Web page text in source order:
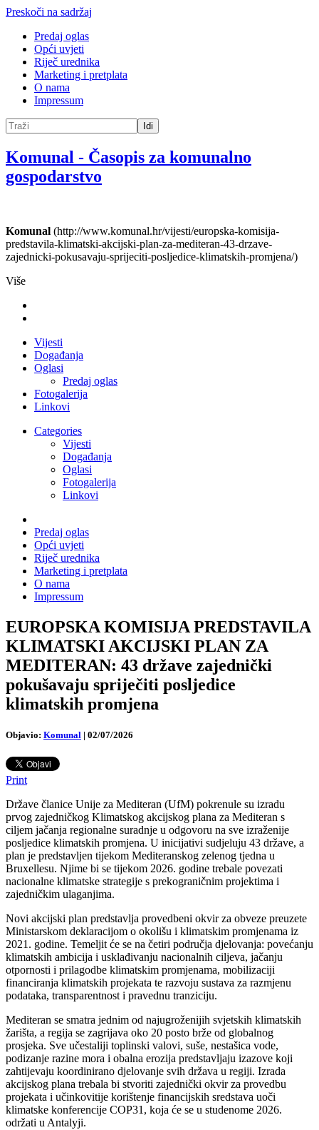
Preskoči na sadržaj
Predaj oglas
Opći uvjeti
Riječ urednika
Marketing i pretplata
O nama
Impressum
Idi
Komunal - Časopis za komunalno
gospodarstvo
Komunal (http://www.komunal.hr/vijesti/europska-komisija-
predstavila-klimatski-akcijski-plan-za-mediteran-43-drzave-
zajednicki-pokusavaju-sprijeciti-posljedice-klimatskih-promjena/)
Više
Vijesti
Događanja
Oglasi
Predaj oglas
Fotogalerija
Linkovi
Categories
Vijesti
Događanja
Oglasi
Fotogalerija
Linkovi
Predaj oglas
Opći uvjeti
Riječ urednika
Marketing i pretplata
O nama
Impressum
EUROPSKA KOMISIJA PREDSTAVILA
KLIMATSKI AKCIJSKI PLAN ZA
MEDITERAN: 43 države zajednički
pokušavaju spriječiti posljedice
klimatskih promjena
Objavio: Komunal | 02/07/2026
Print
Države članice Unije za Mediteran (UfM) pokrenule su izradu
prvog zajedničkog Klimatskog akcijskog plana za Mediteran s
ciljem jačanja regionalne suradnje u odgovoru na sve izraženije
posljedice klimatskih promjena. U inicijativi sudjeluju 43 države, a
plan je predstavljen tijekom Mediteranskog zelenog tjedna u
Bruxellesu. Njime bi se tijekom 2026. godine trebale povezati
nacionalne klimatske strategije s prekograničnim projektima i
zajedničkim ulaganjima.
Novi akcijski plan predstavlja provedbeni okvir za obveze preuzete
Ministarskom deklaracijom o okolišu i klimatskim promjenama iz
2021. godine. Temeljit će se na četiri područja djelovanja: povećanju
klimatskih ambicija i usklađivanju nacionalnih ciljeva, jačanju
otpornosti i prilagodbe klimatskim promjenama, mobilizaciji
financiranja klimatskih projekata te razvoju sustava za razmjenu
podataka, transparentnost i pravednu tranziciju.
Mediteran se smatra jednim od najugroženijih svjetskih klimatskih
žarišta, a regija se zagrijava oko 20 posto brže od globalnog
prosjeka. Sve učestaliji toplinski valovi, suše, nestašica vode,
podizanje razine mora i obalna erozija predstavljaju izazove koji
zahtijevaju koordinirano djelovanje svih država u regiji. Izrada
akcijskog plana trebala bi stvoriti zajednički okvir za provedbu
projekata i učinkovitije korištenje financijskih sredstava uoči
klimatske konferencije COP31, koja će se u studenome 2026.
održati u Antalyji.